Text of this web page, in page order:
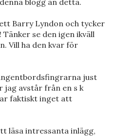
blogg än detta.
Barry Lyndon och tycker
Tänker se den igen ikväll
Vill ha den kvar för
just
jag avstår från en s k
faktiskt inget att
läsa intressanta inlägg,